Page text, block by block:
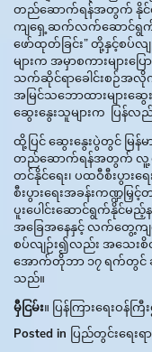
တည်ဆောက်ရန်အတွက် နိုင်
ကျရှေ့ဆက်လက်ဆောင်ရွက်သ
ဖော်ထုတ်ခြင်း” တို့နှင့်စပ်
များက အမှာစကားများပြ
သက်ဆိုင်ရာခေါင်းစဉ်အလို
အမြင်သဘောထားများဆွေးနွ
ဆွေးနွေးသူများက ပြန်လ
ထို့ပြင် ဆွေးနွေးပွဲတွင် မြန်
တည်ဆောက်ရန်အတွက် လူ့စွမ်း
တင်နိုင်ရေး၊ ပထဝီစီးပွား
စီးပွားရေးအခန်းကဏ္ဍမြှ
ပူးပေါင်းဆောင်ရွက်နိုင်
အခြေအနေနှင့် လက်တွေ့
စပ်လျဉ်း၍လည်း အသေး
အောက်တိုဘာ ၁၇ ရက်တွင်
သည်။
မှီငြမ်း။ ပြန်ကြားရေးဝန်ကြီ
Posted in ပြည်တွင်းရေးရာ